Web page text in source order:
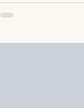
şartlarda uygun
açan yaygın